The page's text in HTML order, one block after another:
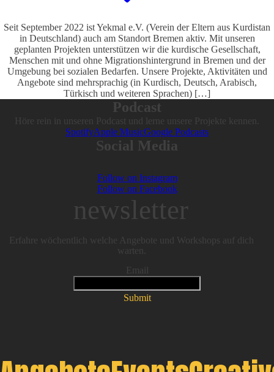
Seit September 2022 ist Yekmal e.V. (Verein der Eltern aus Kurdistan
in Deutschland) auch am Standort Bremen aktiv. Mit unseren
geplanten Projekten unterstützen wir die kurdische Gesellschaft,
Menschen mit und ohne Migrationshintergrund in Bremen und der
Umgebung bei sozialen Bedarfen. Unsere Projekte, Aktivitäten und
Angebote sind mehrsprachig (in Kurdisch, Deutsch, Arabisch,
Türkisch und weiteren Sprachen) […]
Podcast
Höre rein in unseren Podcast und lerne unsere Projekte kennen.
SpotifyApple MusicGoogle Podcasts
Social Media
Follow on Instagram
Follow on Facebook
newsletter
Erfahre wöchentlich welche Angebote und Workshops auf dich
warten.
Email
Submit